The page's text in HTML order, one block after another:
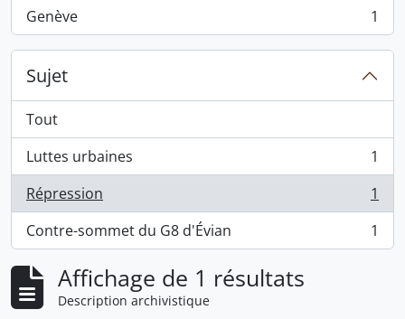
Genève
, 1 résultats 1
Sujet
Tout
Luttes urbaines
, 1 résultats
1
Répression
, 1 résultats
1
Contre-sommet du G8 d'Évian
, 1 résultats 1
Affichage de 1 résultats
Description archivistique